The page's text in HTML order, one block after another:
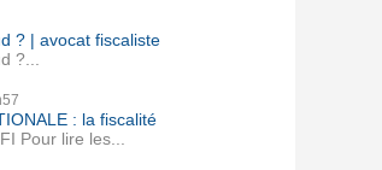
? | avocat fiscaliste
?...
: la fiscalité
Pour lire les...